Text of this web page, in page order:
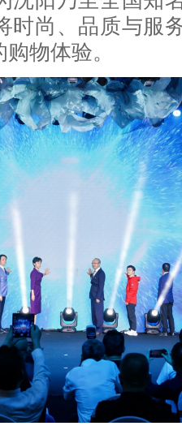
时尚、品质与服
物体验。